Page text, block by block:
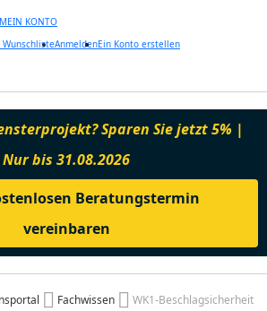
MEIN KONTO
WunschlisteAnmeldenEin Konto erstellen
Sparen Sie jetzt 5% |
Nur bis 31.08.2026
Beratungstermin
vereinbaren
Fachwissen WK1-Beschlagsicherheit